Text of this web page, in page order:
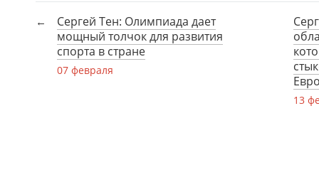
Сергей Тен: Олимпиада дает
мощный толчок для развития
спорта в стране
07 февраля
13